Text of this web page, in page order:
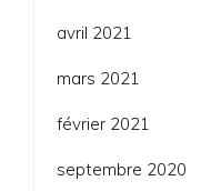
avril 2021
mars 2021
février 2021
septembre 2020